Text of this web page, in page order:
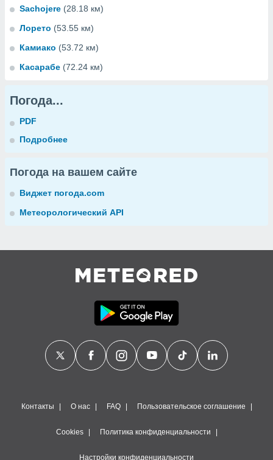
Sachojere (28.18 км)
Лорето (53.55 км)
Камиако (53.72 км)
Касарабе (72.24 км)
Погода...
PDF
Подробнее
Погода на вашем сайте
Виджет погода.com
Метеорологический API
Контакты О нас FAQ Пользовательское соглашение
Cookies Политика конфиденциальности
Настройки конфиденциальности